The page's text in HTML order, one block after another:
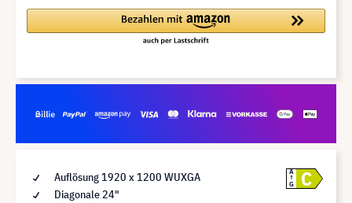
Auflösung 1920 x 1200 WUXGA
Diagonale 24"
A
G
C